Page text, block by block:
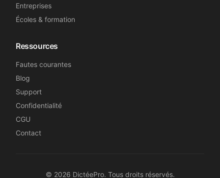
Entreprises
Écoles & formation
Ressources
Fautes courantes
Blog
Support
Confidentialité
CGU
Contact
© 2026 DictéePro. Tous droits réservés.